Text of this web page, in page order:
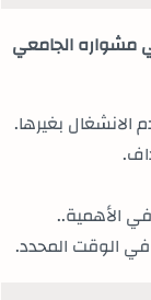
مشواره الجامعي
بغيرها.
.
في الأهمية..
الوقت المحدد.